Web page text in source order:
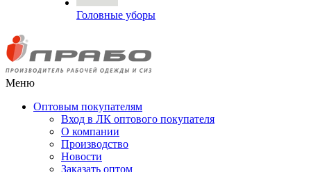
Головные уборы
Меню
Оптовым покупателям
Вход в ЛК оптового покупателя
О компании
Производство
Новости
Заказать оптом